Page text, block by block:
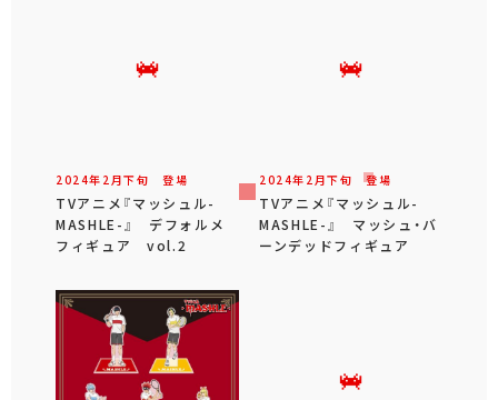
2024年 2 月下旬 登場
TVアニメ『マッシュル-
MASHLE-』 デフォルメ
フィギュア vol.2
2024年 2 月下旬 登場
TVアニメ『マッシュル-
MASHLE-』 マッシュ・バ
ーンデッドフィギュア